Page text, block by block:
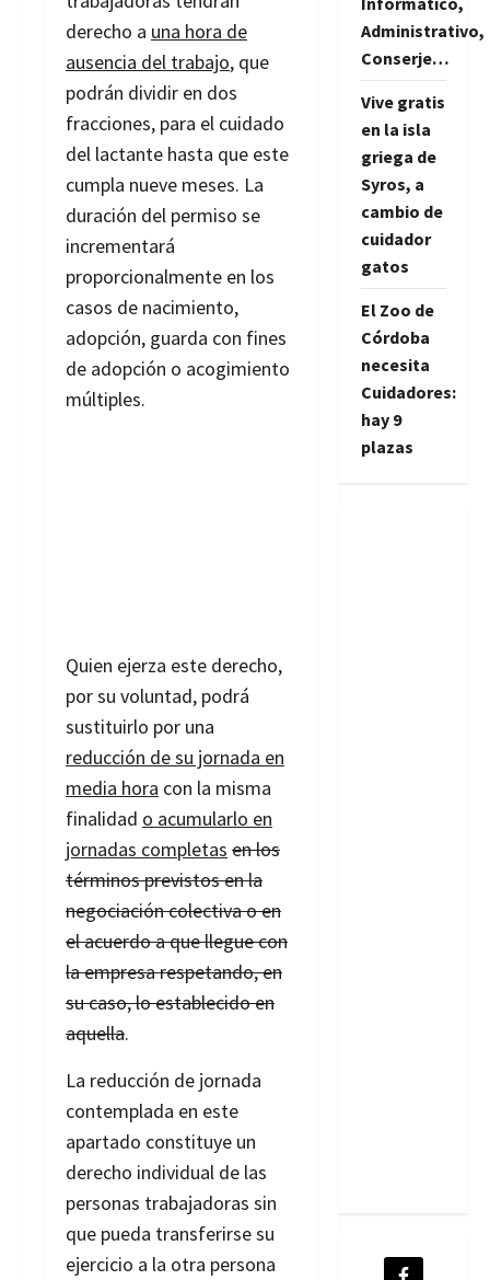
derecho a una hora de
ausencia del trabajo, que
podrán dividir en dos
fracciones, para el cuidado
del lactante hasta que este
cumpla nueve meses. La
duración del permiso se
incrementará
proporcionalmente en los
casos de nacimiento,
adopción, guarda con fines
de adopción o acogimiento
múltiples.
Quien ejerza este derecho,
por su voluntad, podrá
sustituirlo por una
reducción de su jornada en
media hora con la misma
finalidad o acumularlo en
jornadas completas en los
términos previstos en la
negociación colectiva o en
el acuerdo a que llegue con
la empresa respetando, en
su caso, lo establecido en
aquella.
La reducción de jornada
contemplada en este
apartado constituye un
derecho individual de las
personas trabajadoras sin
que pueda transferirse su
ejercicio a la otra persona
Administrativo,
Conserje…
Vive gratis
en la isla
griega de
Syros, a
cambio de
cuidador
gatos
El Zoo de
Córdoba
necesita
Cuidadores:
hay 9
plazas